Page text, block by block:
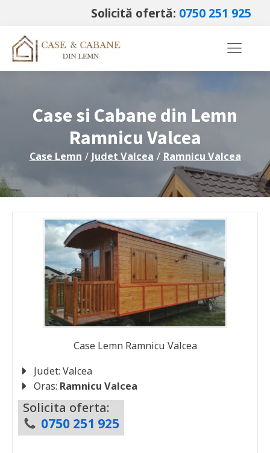
Solicită ofertă: 0750 251 925
Case si Cabane din Lemn
Ramnicu Valcea
Case Lemn / Judet Valcea / Ramnicu Valcea
Case Lemn Ramnicu Valcea
Judet: Valcea
Oras: Ramnicu Valcea
Solicita oferta:
0750 251 925